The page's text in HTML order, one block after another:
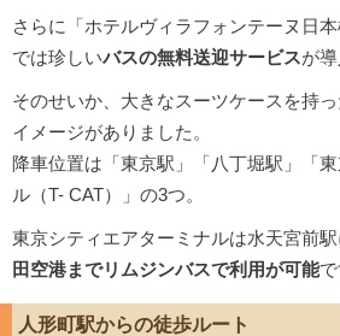
さらに「ホテルヴィラフォンテーヌ日
では珍しいバスの無料送迎サービスが
そのせいか、大きなスーツケースを持
イメージがありました。
降車位置は「東京駅」「八丁堀駅」「
ル（T- CAT）」の3つ。
東京シティエアターミナルは水天宮前駅
田空港までリムジンバスで利用が可能で
人形町駅からの徒歩ルート